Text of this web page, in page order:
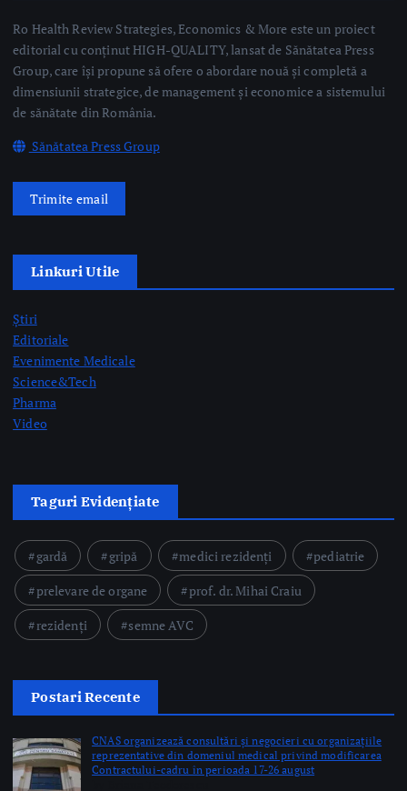
Linkuri Utile
Editoriale
Science&Tech
Pharma
Taguri Evidențiate
gardă gripă
prelevare de organe
rezidenți
Postari Recente
CNAS organizează consultări și negocieri cu organizațiile
reprezentative din domeniul medical privind modificarea
Contractului-cadru în perioada 17-26 august
by Briana Teodorescu
Ministerul Sănătății: 49 de acte adiționale semnate în
by Briana Teodorescu
ANT: Trei prelevări de organe și țesuturi la Bistrița și
by Briana Teodorescu